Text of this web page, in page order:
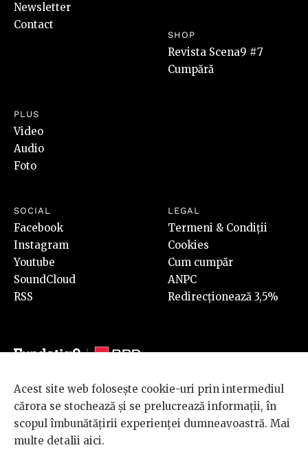
Newsletter
Contact
SHOP
Revista Scena9 #7
Cumpără
PLUS
Video
Audio
Foto
SOCIAL
Facebook
Instagram
Youtube
SoundCloud
RSS
LEGAL
Termeni & Condiții
Cookies
Cum cumpăr
ANPC
Redirecționează 3,5%
© 2026 BRD Groupe Société Générale, toate drepturile rezervate.
Scena 9 este un proiect sustinut de
BRD GROUPE SOCIÉTÉ
GÉNÉRALE
Acest site web folosește cookie-uri prin intermediul
cărora se stochează și se prelucrează informații, în
scopul îmbunătățirii experienței dumneavoastră. Mai
multe detalii aici.